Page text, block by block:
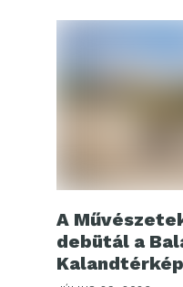
A
debütál a